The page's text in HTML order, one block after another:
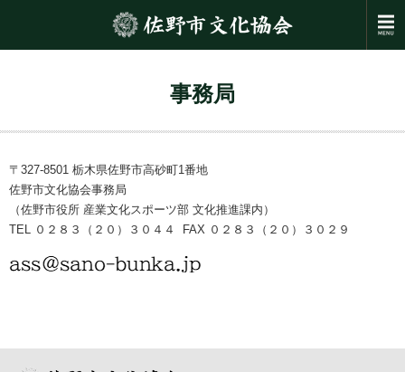
事務局
〒327-8501 栃木県佐野市高砂町1番地
佐野市文化協会事務局
（佐野市役所 産業文化スポーツ部 文化推進課内）
TEL ０２８３（２０）３０４４ FAX ０２８３（２０）３０２９